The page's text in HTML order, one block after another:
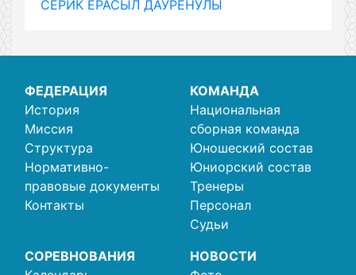
СЕРИК ЕРАСЫЛ ДАУРЕНУЛЫ
ФЕДЕРАЦИЯ
История
Миссия
Структура
Нормативно-
правовые документы
Контакты
КОМАНДА
Национальная
сборная команда
Юношеский состав
Юниорский состав
Тренеры
Персонал
Судьи
СОРЕВНОВАНИЯ
НОВОСТИ